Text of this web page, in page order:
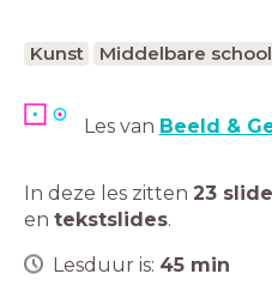
Kunst Middelbare school
Les van Beeld &
In deze les zitten 23
en tekstslides.
Lesduur is: 45 min